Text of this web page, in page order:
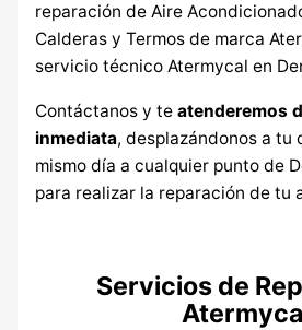
reparación de Aire
Calderas y Termos de marca
servicio técnico Atermycal en
Contáctanos y te atenderemos
inmediata, desplazándonos a tu
mismo día a cualquier punto de
para realizar la reparación de tu
Servicios de